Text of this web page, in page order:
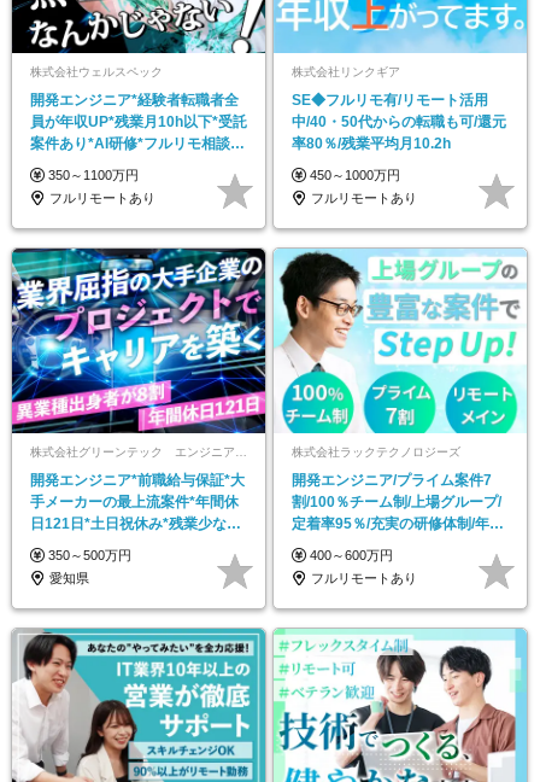
株式会社ウェルスペック
開発エンジニア*経験者転職者全
員が年収UP*残業月10h以下*受託
案件あり*AI研修*フルリモ相談
OK
350～1100万円
フルリモートあり
株式会社リンクギア
SE◆フルリモ有/リモート活用
中/40・50代からの転職も可/還元
率80％/残業平均月10.2h
450～1000万円
フルリモートあり
開発エンジニア*前職給与保証*大
手メーカーの最上流案件*年間休
日121日*土日祝休み*残業少なめ*
長期連休あり
350～500万円
愛知県
株式会社ラックテクノロジーズ
開発エンジニア/プライム案件7
割/100％チーム制/上場グループ/
定着率95％/充実の研修体制/年休
123日
400～600万円
フルリモートあり